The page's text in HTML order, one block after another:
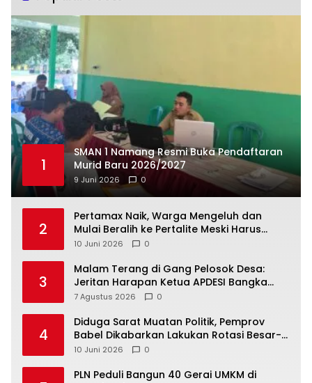
1
SMAN 1 Namang Resmi Buka Pendaftaran
Murid Baru 2026/2027
9 Juni 2026 0
2
‎Pertamax Naik, Warga Mengeluh dan
Mulai Beralih ke Pertalite Meski Harus
10 Juni 2026 0
3
Malam Terang di Gang Pelosok Desa:
Jeritan Harapan Ketua APDESI Bangka
Tengah untuk PLN Babel
7 Agustus 2026 0
4
‎Diduga Sarat Muatan Politik, Pemprov
Babel Dikabarkan Lakukan Rotasi Besar-
10 Juni 2026 0
‎PLN Peduli Bangun 40 Gerai UMKM di